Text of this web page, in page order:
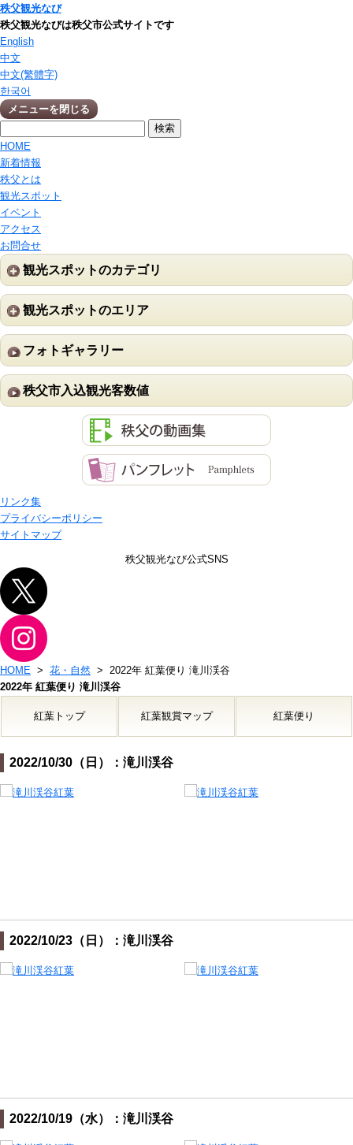
秩父観光なび
秩父観光なびは秩父市公式サイトです
English
中文
中文(繁體字)
한국어
メニューを閉じる
HOME
新着情報
秩父とは
観光スポット
イベント
アクセス
お問合せ
観光スポットのカテゴリ
観光スポットのエリア
フォトギャラリー
秩父市入込観光客数値
リンク集
プライバシーポリシー
サイトマップ
秩父観光なび公式SNS
HOME > 花・自然 > 2022年 紅葉便り 滝川渓谷
2022年 紅葉便り 滝川渓谷
紅葉トップ 紅葉観賞マップ 紅葉便り
2022/10/30（日）：滝川渓谷
2022/10/23（日）：滝川渓谷
2022/10/19（水）：滝川渓谷